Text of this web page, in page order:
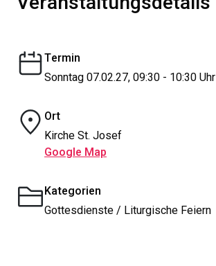
Termin
Sonntag 07.02.27, 09:30 - 10:30 Uhr
Ort
Kirche St. Josef
Google Map
Kategorien
Gottesdienste / Liturgische Feiern